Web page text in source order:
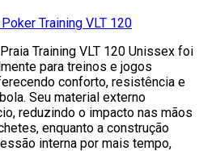
Training VLT 120
Training VLT 120 Unissex foi
para treinos e jogos
conforto, resistência e
Seu material externo
reduzindo o impacto nas mãos
enquanto a construção
interna por mais tempo,